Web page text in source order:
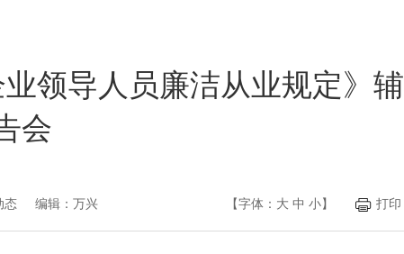
领导人员廉洁从业规定》辅
会
态 编辑：万兴 【字体： 大 中 小】 打印